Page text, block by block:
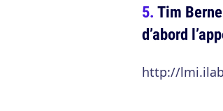
Tim
d’abord
http://